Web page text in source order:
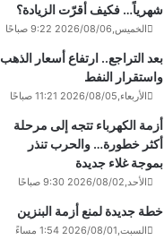
شهرياً… فكيف أقرّت الزيادة؟
الخميس,2026/08/06 9:22 صباحًا
بعد التراجع.. ارتفاع أسعار الذهب
واستقرار النفط
الأربعاء,2026/08/05 11:21 صباحًا
أزمة الكهرباء تتجه إلى مرحلة
أكثر خطورة… والحرب تنذر
بموجة غلاء جديدة
الأحد,2026/08/02 9:30 صباحًا
خطة جديدة لمنع أزمة البنزين
السبت,2026/08/01 1:54 مساءً